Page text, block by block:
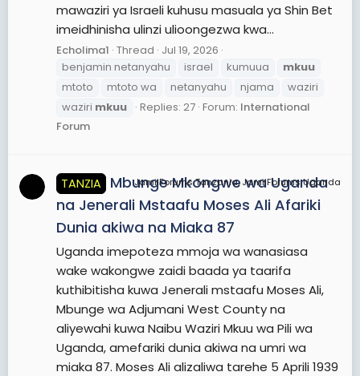
mawaziri ya Israeli kuhusu masuala ya Shin Bet
imeidhinisha ulinzi ulioongezwa kwa...
Echolima1 Thread Jul 19, 2026
benjamin netanyahu
israel kumuua
mkuu
mtoto
mtoto wa netanyahu njama
waziri
waziri mkuu Replies: 27 Forum: International
Forum
JamiiForums Tanzania, JamiiForums Uganda
TANZIA
Mbunge Mkongwe wa Uganda
na Jenerali Mstaafu Moses Ali Afariki
Dunia akiwa na Miaka 87
Uganda imepoteza mmoja wa wanasiasa
wake wakongwe zaidi baada ya taarifa
kuthibitisha kuwa Jenerali mstaafu Moses Ali,
Mbunge wa Adjumani West County na
aliyewahi kuwa Naibu Waziri Mkuu wa Pili wa
Uganda, amefariki dunia akiwa na umri wa
miaka 87. Moses Ali alizaliwa tarehe 5 Aprili 1939